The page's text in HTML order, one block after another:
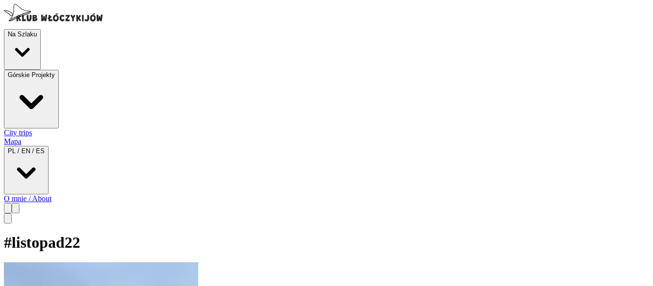
Na Szlaku
Górskie Projekty
City trips
Mapa
PL / EN / ES
O mnie / About
#listopad22